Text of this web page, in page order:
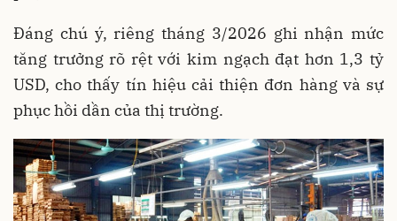
Đáng chú ý, riêng tháng 3/2026 ghi nhận mức
tăng trưởng rõ rệt với kim ngạch đạt hơn 1,3 tỷ
USD, cho thấy tín hiệu cải thiện đơn hàng và sự
phục hồi dần của thị trường.